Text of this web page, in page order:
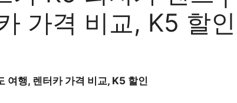
가격 비교, K5 할인
여행, 렌터카 가격 비교, K5 할인